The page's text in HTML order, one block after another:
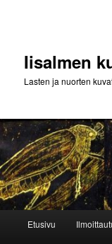
Iisalmen
Lasten ja nuorten
Etusivu